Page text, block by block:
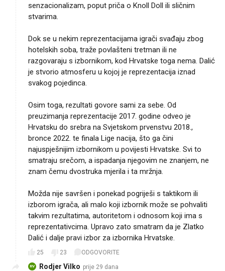
senzacionalizam, poput priča o Knoll Doll ili sličnim
stvarima.
Dok se u nekim reprezentacijama igrači svađaju zbog
hotelskih soba, traže povlašteni tretman ili ne
razgovaraju s izbornikom, kod Hrvatske toga nema. Dalić
je stvorio atmosferu u kojoj je reprezentacija iznad
svakog pojedinca.
Osim toga, rezultati govore sami za sebe. Od
preuzimanja reprezentacije 2017. godine odveo je
Hrvatsku do srebra na Svjetskom prvenstvu 2018.,
bronce 2022. te finala Lige nacija, što ga čini
najuspješnijim izbornikom u povijesti Hrvatske. Svi to
smatraju srečom, a ispadanja njegovim ne znanjem, ne
znam čemu dvostruka mjerila i ta mržnja.
Možda nije savršen i ponekad pogriješi s taktikom ili
izborom igrača, ali malo koji izbornik može se pohvaliti
takvim rezultatima, autoritetom i odnosom koji ima s
reprezentativcima. Upravo zato smatram da je Zlatko
Dalić i dalje pravi izbor za izbornika Hrvatske.
25 23 ODGOVORITE
RV Rodjer Vilko prije 29 dana